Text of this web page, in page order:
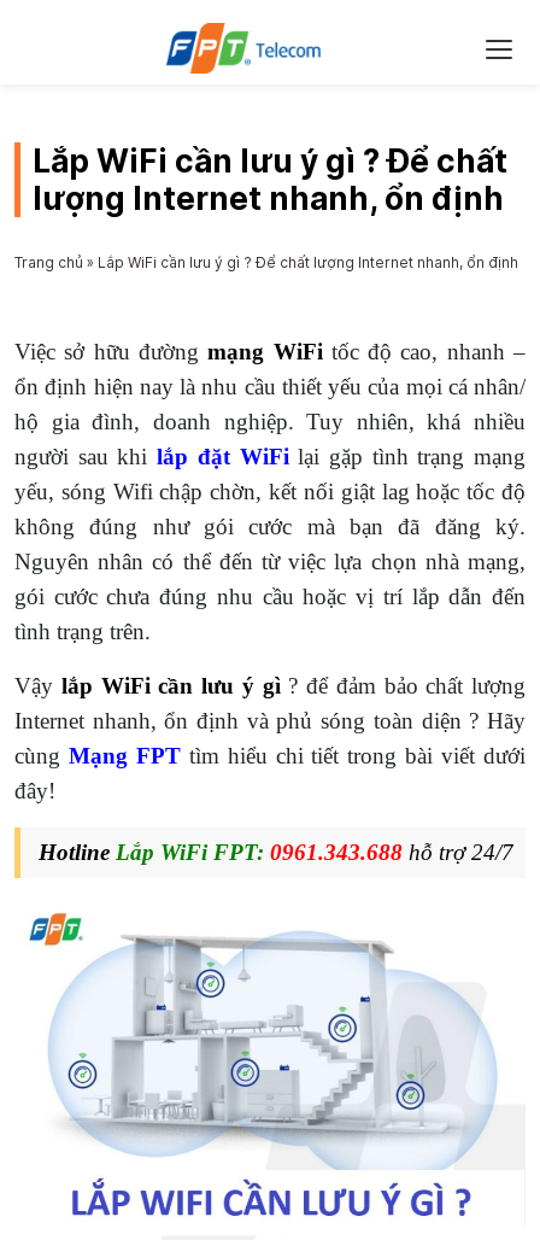
Lắp WiFi cần lưu ý gì ? Để chất
lượng Internet nhanh, ổn định
Trang chủ » Lắp WiFi cần lưu ý gì ? Để chất lượng Internet nhanh, ổn định
Việc sở hữu đườngmạng WiFi tốc độ cao, nhanh –
ổn định hiện nay là nhu cầu thiết yếu của mọi cá nhân/
hộ gia đình, doanh nghiệp. Tuy nhiên, khá nhiều
người sau khilắp đặt WiFi lại gặp tình trạng mạng
yếu, sóng Wifi chập chờn, kết nối giật lag hoặc tốc độ
không đúng như gói cước mà bạn đã đăng ký.
Nguyên nhân có thể đến từ việc lựa chọn nhà mạng,
gói cước chưa đúng nhu cầu hoặc vị trí lắp dẫn đến
tình trạng trên.
Vậy lắp WiFi cần lưu ý gì ? để đảm bảo chất lượng
Internet nhanh, ổn định và phủ sóng toàn diện ? Hãy
cùng Mạng FPTtìm hiểu chi tiết trong bài viết dưới
đây!
Hotline Lắp WiFi FPT: 0961.343.688 hỗ trợ 24/7